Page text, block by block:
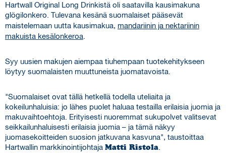
Hartwall Original Long Drinkistä oli saatavilla kausimakuna
glögilonkero. Tulevana kesänä suomalaiset pääsevät
maistelemaan uutta kausimakua, mandariinin ja nektariinin
makuista kesälonkeroa.
Syy uusien makujen aiempaa tiuhempaan tuotekehitykseen
löytyy suomalaisten muuttuneista juomatavoista.
"Suomalaiset ovat tällä hetkellä todella uteliaita ja
kokeilunhaluisia: jo lähes puolet haluaa testailla erilaisia juomia ja
makuvaihtoehtoja. Erityisesti nuoremmat sukupolvet valitsevat
seikkailunhaluisesti erilaisia juomia – ja tämä näkyy
juomasekoitteiden suosion jatkuvana kasvuna", taustoittaa
Hartwallin markkinointijohtaja Matti Ristola.